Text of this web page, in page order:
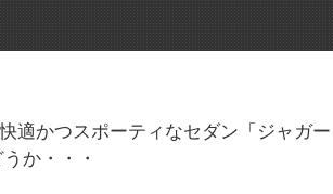
適かつスポーティなセダン「ジャガー
か・・・